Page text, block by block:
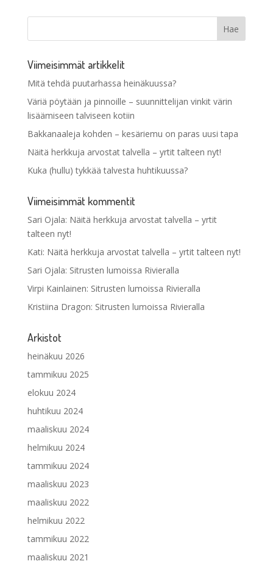
Viimeisimmät artikkelit
Mitä tehdä puutarhassa heinäkuussa?
Väriä pöytään ja pinnoille – suunnittelijan vinkit värin
lisäämiseen talviseen kotiin
Bakkanaaleja kohden – kesäriemu on paras uusi tapa
Näitä herkkuja arvostat talvella – yrtit talteen nyt!
Kuka (hullu) tykkää talvesta huhtikuussa?
Viimeisimmät kommentit
Sari Ojala: Näitä herkkuja arvostat talvella – yrtit
talteen nyt!
Kati: Näitä herkkuja arvostat talvella – yrtit talteen nyt!
Sari Ojala: Sitrusten lumoissa Rivieralla
Virpi Kainlainen: Sitrusten lumoissa Rivieralla
Kristiina Dragon: Sitrusten lumoissa Rivieralla
Arkistot
heinäkuu 2026
tammikuu 2025
elokuu 2024
huhtikuu 2024
maaliskuu 2024
helmikuu 2024
tammikuu 2024
maaliskuu 2023
maaliskuu 2022
helmikuu 2022
tammikuu 2022
maaliskuu 2021